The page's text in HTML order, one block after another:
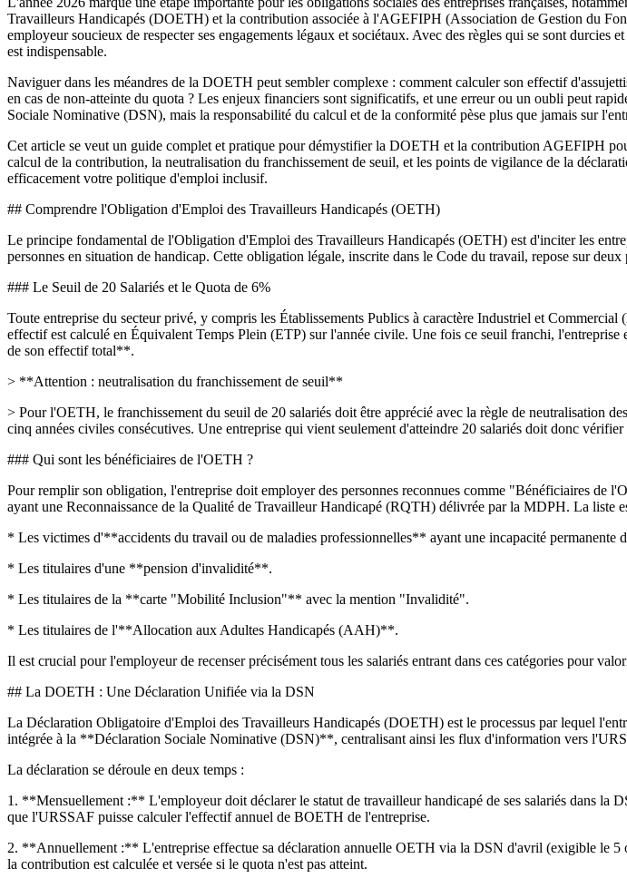
Travailleurs Handicapés (DOETH) et la contribution associée à l'AGEFIPH (Association de Gestion du
employeur soucieux de respecter ses engagements légaux et sociétaux. Avec des règles qui se sont
est indispensable.
Naviguer dans les méandres de la DOETH peut sembler complexe : comment calculer son effectif
en cas de non-atteinte du quota ? Les enjeux financiers sont significatifs, et une erreur ou un oubli peut
Sociale Nominative (DSN), mais la responsabilité du calcul et de la conformité pèse plus que jamais sur
Cet article se veut un guide complet et pratique pour démystifier la DOETH et la contribution AGEFIPH
calcul de la contribution, la neutralisation du franchissement de seuil, et les points de vigilance de la
efficacement votre politique d'emploi inclusif.
## Comprendre l'Obligation d'Emploi des Travailleurs Handicapés (OETH)
Le principe fondamental de l'Obligation d'Emploi des Travailleurs Handicapés (OETH) est d'inciter les
personnes en situation de handicap. Cette obligation légale, inscrite dans le Code du travail, repose sur
### Le Seuil de 20 Salariés et le Quota de 6%
Toute entreprise du secteur privé, y compris les Établissements Publics à caractère Industriel et
effectif est calculé en Équivalent Temps Plein (ETP) sur l'année civile. Une fois ce seuil franchi,
de son effectif total**.
> **Attention : neutralisation du franchissement de seuil**
> Pour l'OETH, le franchissement du seuil de 20 salariés doit être apprécié avec la règle de neutralisation
cinq années civiles consécutives. Une entreprise qui vient seulement d'atteindre 20 salariés doit donc
### Qui sont les bénéficiaires de l'OETH ?
Pour remplir son obligation, l'entreprise doit employer des personnes reconnues comme "Bénéficiaires
ayant une Reconnaissance de la Qualité de Travailleur Handicapé (RQTH) délivrée par la MDPH. La liste
* Les victimes d'**accidents du travail ou de maladies professionnelles** ayant une incapacité permanente
* Les titulaires d'une **pension d'invalidité**.
* Les titulaires de la **carte "Mobilité Inclusion"** avec la mention "Invalidité".
* Les titulaires de l'**Allocation aux Adultes Handicapés (AAH)**.
Il est crucial pour l'employeur de recenser précisément tous les salariés entrant dans ces catégories pour
## La DOETH : Une Déclaration Unifiée via la DSN
La Déclaration Obligatoire d'Emploi des Travailleurs Handicapés (DOETH) est le processus par lequel
intégrée à la **Déclaration Sociale Nominative (DSN)**, centralisant ainsi les flux d'information vers
La déclaration se déroule en deux temps :
1. **Mensuellement :** L'employeur doit déclarer le statut de travailleur handicapé de ses salariés dans la
que l'URSSAF puisse calculer l'effectif annuel de BOETH de l'entreprise.
2. **Annuellement :** L'entreprise effectue sa déclaration annuelle OETH via la DSN d'avril (exigible le
la contribution est calculée et versée si le quota n'est pas atteint.